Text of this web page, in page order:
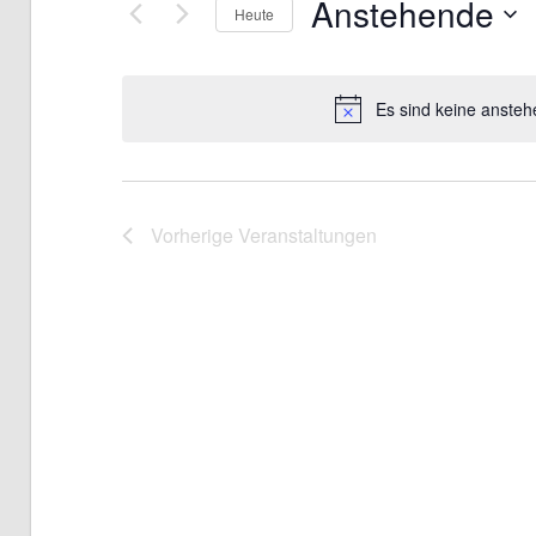
Es sind keine
Heute Anstehende
wählen.
Vorherige Veranstaltungen